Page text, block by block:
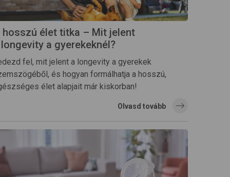
hosszú élet titka – Mit jelent
a gyerekeknél?
fel, mit jelent a longevity a gyerekek
és hogyan formálhatja a hosszú,
élet alapjait már kiskorban!
Olvasd tovább